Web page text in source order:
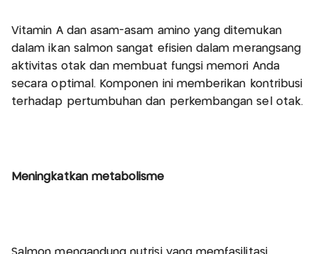
Vitamin A dan asam-asam amino yang ditemukan
dalam ikan salmon sangat efisien dalam merangsang
aktivitas otak dan membuat fungsi memori Anda
secara optimal. Komponen ini memberikan kontribusi
terhadap pertumbuhan dan perkembangan sel otak.
Meningkatkan metabolisme